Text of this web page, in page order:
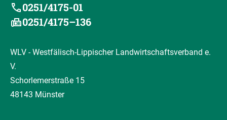
0251/4175-01
0251/4175–136
WLV - Westfälisch-Lippischer Landwirtschaftsverband e.
V.
Schorlemerstraße 15
48143 Münster